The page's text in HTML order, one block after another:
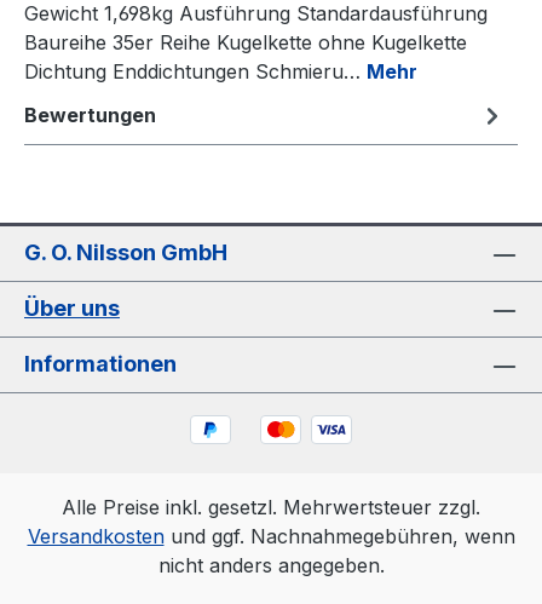
Gewicht 1,698kg Ausführung Standardausführung
Baureihe 35er Reihe Kugelkette ohne Kugelkette
Dichtung Enddichtungen Schmieru… Mehr
Bewertungen
G. O. Nilsson GmbH
Über uns
Informationen
Alle Preise inkl. gesetzl. Mehrwertsteuer zzgl.
Versandkostenund ggf. Nachnahmegebühren, wenn
nicht anders angegeben.